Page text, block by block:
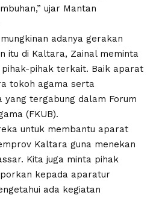
ujar Mantan
adanya gerakan
itu di Kaltara, Zainal meminta
pihak terkait. Baik aparat
tokoh agama serta
yang tergabung dalam Forum
(FKUB).
untuk membantu aparat
Kaltara guna menekan
Kita juga minta pihak
kepada aparatur
ada kegiatan